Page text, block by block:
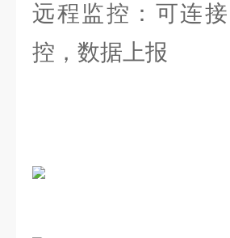
远程监控：可连
控，数据上报